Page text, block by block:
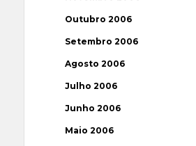
Outubro 2006
Setembro 2006
Agosto 2006
Julho 2006
Junho 2006
Maio 2006